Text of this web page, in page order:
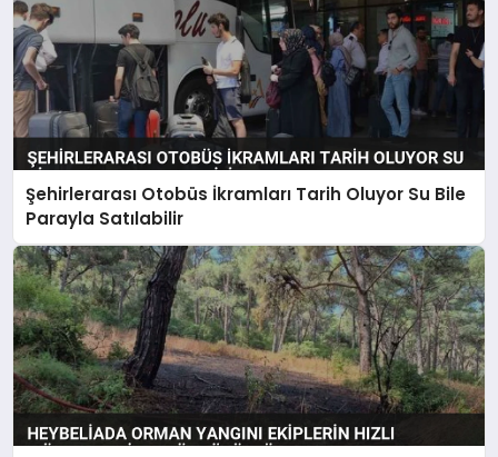
Şehirlerarası Otobüs İkramları Tarih Oluyor Su Bile
Parayla Satılabilir